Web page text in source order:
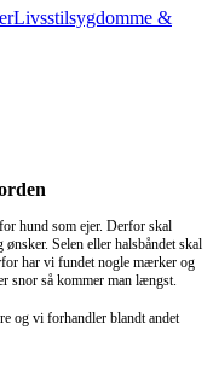
Livsstilsygdomme &
hund som ejer. Derfor skal
Selen eller halsbåndet skal
har vi fundet nogle mærker og
snor så kommer man længst.
og vi forhandler blandt andet